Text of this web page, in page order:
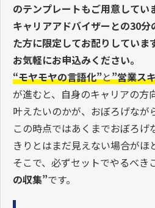
のテンプレートもご用意してい
キャリアアドバイザーとの30
た方に限定してお配りしていま
お気軽にお申込みください。
“モヤモヤの言語化”と”営業ス
が進むと、自身のキャリアの方
叶えたいのかが、おぼろげなが
この時点ではあくまでおぼろげ
きりとはまだ見えない場合がほ
そこで、必ずセットでやるべき
の収集”です。